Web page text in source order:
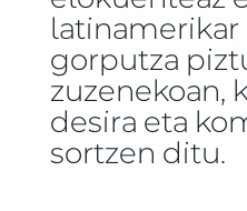
gorputza
zuzenekoan,
desira eta
sortzen ditu.